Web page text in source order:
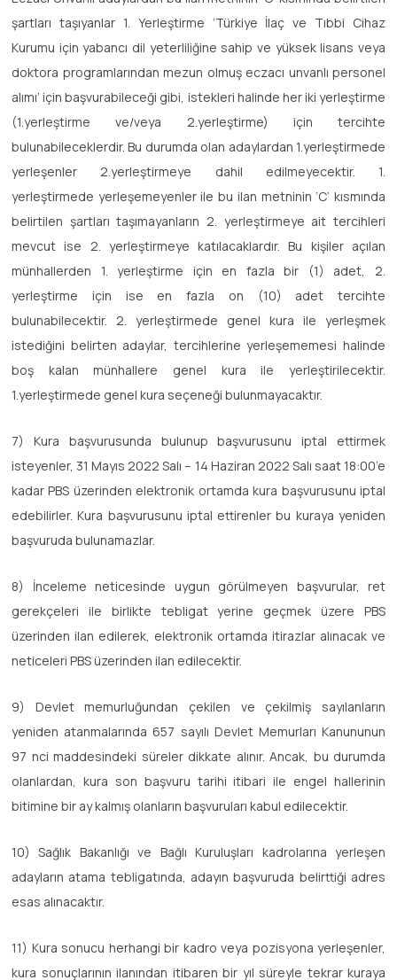
şartları taşıyanlar 1. Yerleştirme ‘Türkiye İlaç ve Tıbbi Cihaz
Kurumu için yabancı dil yeterliliğine sahip ve yüksek lisans veya
doktora programlarından mezun olmuş eczacı unvanlı personel
alımı’ için başvurabileceği gibi, istekleri halinde her iki yerleştirme
(1.yerleştirme ve/veya 2.yerleştirme) için tercihte
bulunabileceklerdir. Bu durumda olan adaylardan 1.yerleştirmede
yerleşenler 2.yerleştirmeye dahil edilmeyecektir. 1.
yerleştirmede yerleşemeyenler ile bu ilan metninin ‘C’ kısmında
belirtilen şartları taşımayanların 2. yerleştirmeye ait tercihleri
mevcut ise 2. yerleştirmeye katılacaklardır. Bu kişiler açılan
münhallerden 1. yerleştirme için en fazla bir (1) adet, 2.
yerleştirme için ise en fazla on (10) adet tercihte
bulunabilecektir. 2. yerleştirmede genel kura ile yerleşmek
istediğini belirten adaylar, tercihlerine yerleşememesi halinde
boş kalan münhallere genel kura ile yerleştirilecektir.
1.yerleştirmede genel kura seçeneği bulunmayacaktır.
7) Kura başvurusunda bulunup başvurusunu iptal ettirmek
isteyenler, 31 Mayıs 2022 Salı – 14 Haziran 2022 Salı saat 18:00’e
kadar PBS üzerinden elektronik ortamda kura başvurusunu iptal
edebilirler. Kura başvurusunu iptal ettirenler bu kuraya yeniden
başvuruda bulunamazlar.
8) İnceleme neticesinde uygun görülmeyen başvurular, ret
gerekçeleri ile birlikte tebligat yerine geçmek üzere PBS
üzerinden ilan edilerek, elektronik ortamda itirazlar alınacak ve
neticeleri PBS üzerinden ilan edilecektir.
9) Devlet memurluğundan çekilen ve çekilmiş sayılanların
yeniden atanmalarında 657 sayılı Devlet Memurları Kanununun
97 nci maddesindeki süreler dikkate alınır. Ancak, bu durumda
olanlardan, kura son başvuru tarihi itibari ile engel hallerinin
bitimine bir ay kalmış olanların başvuruları kabul edilecektir.
10) Sağlık Bakanlığı ve Bağlı Kuruluşları kadrolarına yerleşen
adayların atama tebligatında, adayın başvuruda belirttiği adres
esas alınacaktır.
11) Kura sonucu herhangi bir kadro veya pozisyona yerleşenler,
kura sonuçlarının ilanından itibaren bir yıl süreyle tekrar kuraya